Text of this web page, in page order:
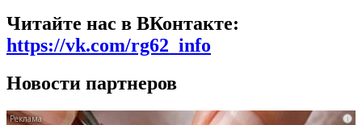
Читайте нас в ВКонтакте:
https://vk.com/rg62_info
Новости партнеров
i